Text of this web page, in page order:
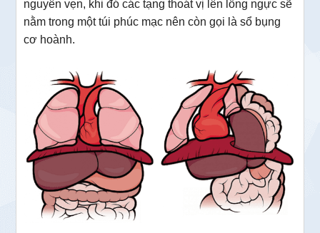
nguyên vẹn, khi đó các tạng thoát vị lên lồng ngực sẽ
nằm trong một túi phúc mạc nên còn gọi là sổ bụng
cơ hoành.